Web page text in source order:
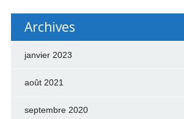
Archives
janvier 2023
août 2021
septembre 2020